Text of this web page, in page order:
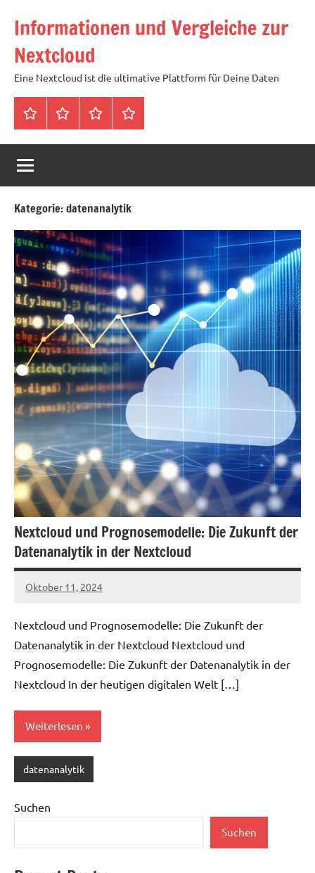
Inhalt
springen
Informationen und Vergleiche zur
Nextcloud
Eine Nextcloud ist die ultimative Plattform für Deine Daten
StartseiteNeuste
Artikel
Cloud
mit
Speicher
4,99
Euro
/
mtl
Tags
Kategorie:datenanalytik
Nextcloud und Prognosemodelle: Die Zukunft der
Datenanalytik in der Nextcloud
Oktober 11, 2024
admin
Nextcloud und Prognosemodelle: Die Zukunft der
Datenanalytik in der Nextcloud Nextcloud und
Prognosemodelle: Die Zukunft der Datenanalytik in der
Nextcloud In der heutigen digitalen Welt […]
Weiterlesen
datenanalytik
Suchen
Suchen